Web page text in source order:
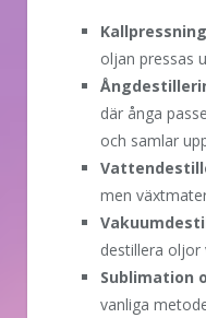
oljan pressas
där ånga
och samlar
men
destillera oljor
Sublimation
vanliga